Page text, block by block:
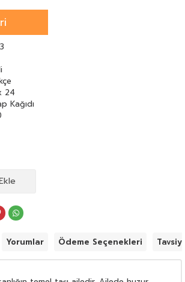
feci halleri ve girdikleri çıkmaz
ibretlik halleri okuycunun önüne
ümit ederek takdim ediyoruz
24
Kağıdı
Yorumlar Ödeme Seçenekleri